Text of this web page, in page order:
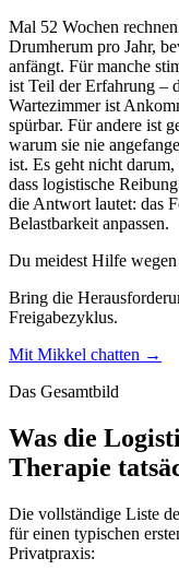
Mal 52 Wochen
Drumherum pro Jahr,
anfängt. Für manche
ist Teil der Erfahrung –
Wartezimmer ist
spürbar. Für andere ist
warum sie nie
ist. Es geht nicht
dass logistische
die Antwort lautet: das
Belastbarkeit anpassen.
Du meidest Hilfe
Bring die
Freigabezyklus.
Mit Mikkel chatten →
Das Gesamtbild
Was die
Therapie
Die vollständige Liste
für einen typischen
Privatpraxis: